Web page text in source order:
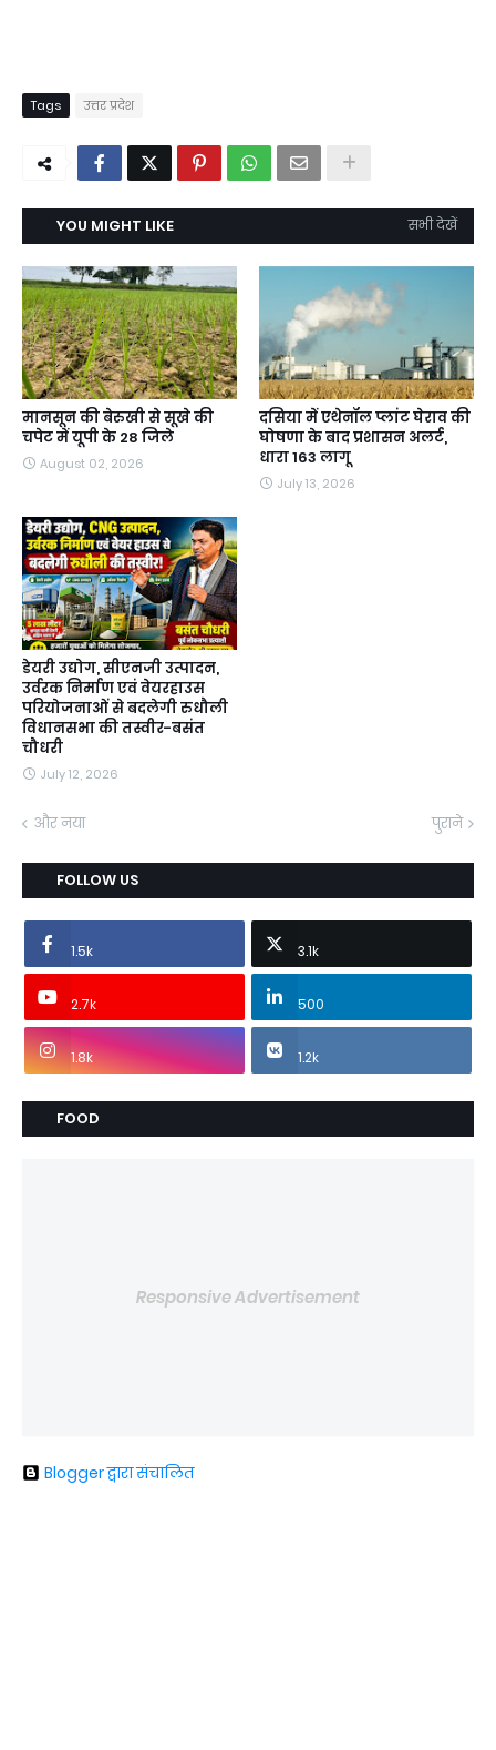
Tags उत्तर प्रदेश
YOU MIGHT LIKE सभी देखें
मानसून की बेरुखी से सूखे की
चपेट में यूपी के 28 जिले
August 02, 2026
दसिया में एथेनॉल प्लांट घेराव की
घोषणा के बाद प्रशासन अलर्ट,
धारा 163 लागू
July 13, 2026
डेयरी उद्योग, सीएनजी उत्पादन,
उर्वरक निर्माण एवं वेयरहाउस
परियोजनाओं से बदलेगी रुधौली
विधानसभा की तस्वीर-बसंत
चौधरी
July 12, 2026
और नया पुराने
FOLLOW US
1.5k 3.1k
2.7k 500
1.8k 1.2k
FOOD
Responsive Advertisement
Blogger द्वारा संचालित